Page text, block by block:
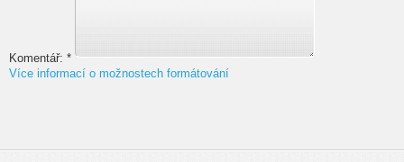
Komentář: *
Více informací o možnostech formátování